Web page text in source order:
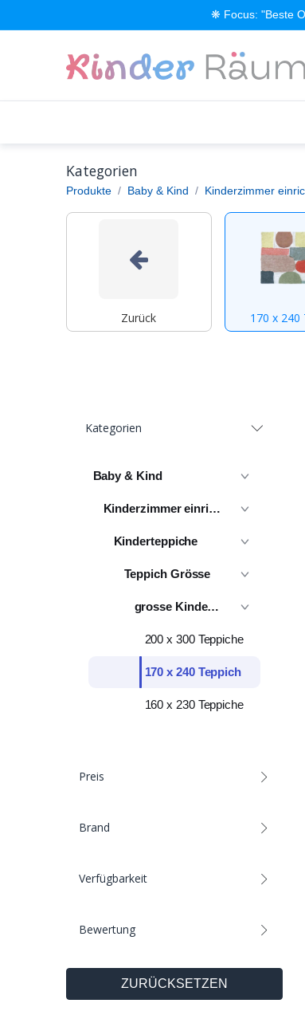
❋ Focus: "Beste
Kategorien
Produkte Baby & Kind Kinderzimmer
Zurück 170 x 240
Kategorien
Baby & Kind
Kinderzimmer einrichten
Kinderteppiche
Teppich Grösse
grosse Kinderteppiche
200 x 300 Teppiche
170 x 240 Teppich
160 x 230 Teppiche
Preis
Brand
Verfügbarkeit
Bewertung
ZURÜCKSETZEN